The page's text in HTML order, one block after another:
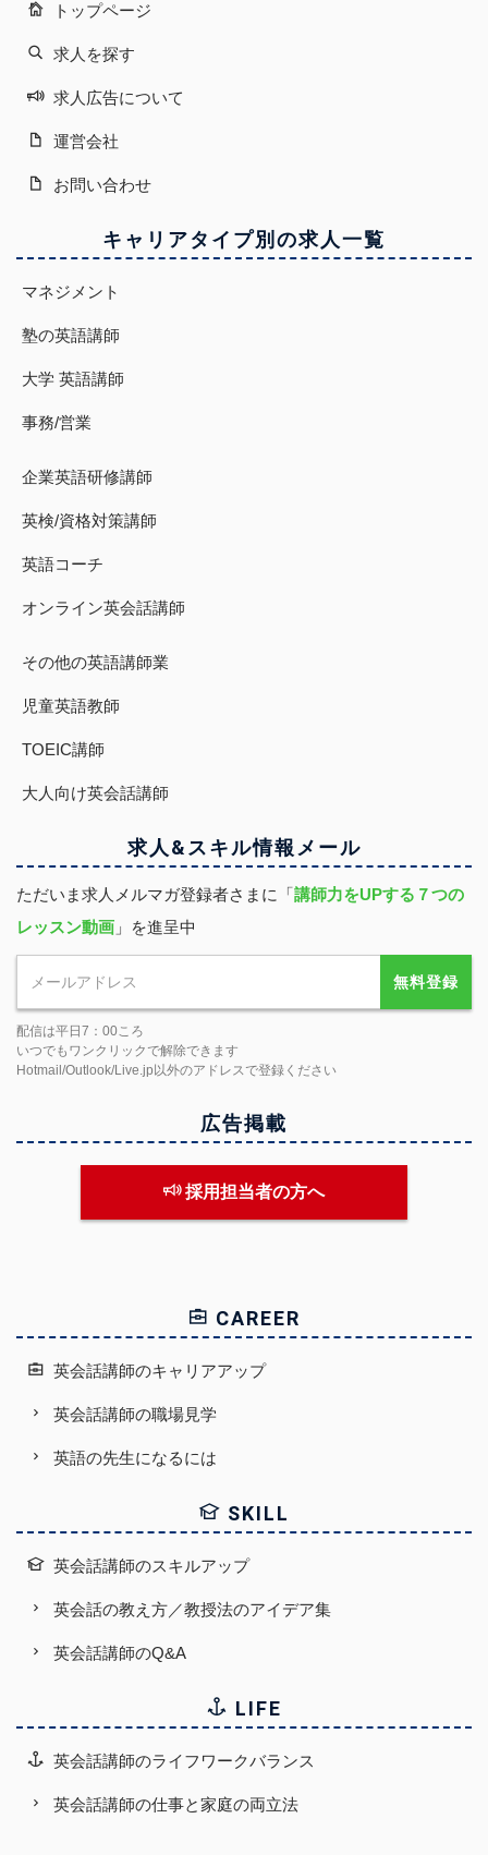
トップページ
求人を探す
求人広告について
運営会社
お問い合わせ
キャリアタイプ別の求人一覧
マネジメント
塾の英語講師
大学 英語講師
事務/営業
企業英語研修講師
英検/資格対策講師
英語コーチ
オンライン英会話講師
その他の英語講師業
児童英語教師
TOEIC講師
大人向け英会話講師
求人&スキル情報 メール
ただいま求人メルマガ登録者さまに「講師力をUPする７つの
レッスン動画 」を進呈中
無料登録
配信は平日7：00ころ
いつでもワンクリックで解除できます
Hotmail/Outlook/Live.jp以外のアドレスで登録ください
広告掲載
採用担当者の方へ
CAREER
英会話講師のキャリアアップ
英会話講師の職場見学
英語の先生になるには
SKILL
英会話講師のスキルアップ
英会話の教え方／教授法のアイデア集
英会話講師のQ&A
LIFE
英会話講師のライフワークバランス
英会話講師の仕事と家庭の両立法